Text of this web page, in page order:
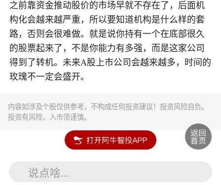
之前靠资金推动股价的市场早就不存在了，后面机
构化会越来越严重，所以要知道机构是什么样的套
路，否则会很难做。就是说你持有一个在底部很久
的股票起来了，不是你能力有多强，而是这家公司
得到了转机。未来A股上市公司会越来越多，时间的
玫瑰不一定会盛开。
内容如涉及个股仅供参考，不构成任何投资建议！投资风险自负。
投资有风险，入市须谨慎。
说点啥...